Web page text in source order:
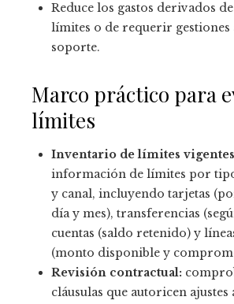
Reduce los gastos derivados
límites o de requerir gestiones
soporte.
Marco práctico para
límites
Inventario de límites
información de límites por
y canal, incluyendo tarjetas
día y mes), transferencias
cuentas (saldo retenido) y
(monto disponible y
Revisión contractual:
cláusulas que autoricen ajustes